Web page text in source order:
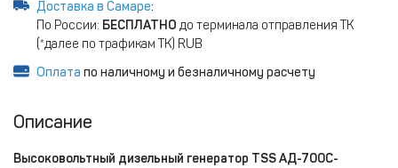
Доставка в Самаре:
По России: БЕСПЛАТНО до терминала отправления ТК
(*далее по трафикам ТК) RUB
Оплата по наличному и безналичному расчету
Описание
Высоковольтный дизельный генератор TSS АД-700С-